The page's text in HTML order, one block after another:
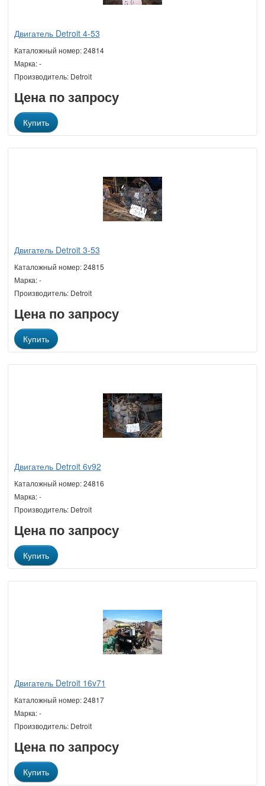
Двигатель Detroit 4-53
Каталожный номер: 24814
Марка: -
Производитель: Detroit
Цена по запросу
Купить
Двигатель Detroit 3-53
Каталожный номер: 24815
Марка: -
Производитель: Detroit
Цена по запросу
Купить
Двигатель Detroit 6v92
Каталожный номер: 24816
Марка: -
Производитель: Detroit
Цена по запросу
Купить
Двигатель Detroit 16v71
Каталожный номер: 24817
Марка: -
Производитель: Detroit
Цена по запросу
Купить